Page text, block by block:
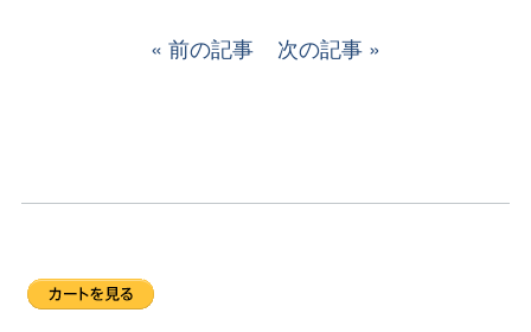
前の記事 次の記事